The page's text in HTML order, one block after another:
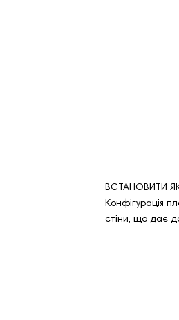
ВСТАНОВИТИ
Конфігурація
стіни, що дає